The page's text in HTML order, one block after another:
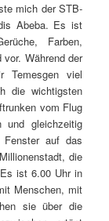
mich der STB-
Abeba. Es ist
Farben,
Während der
Temesgen viel
die wichtigsten
vom Flug
und gleichzeitig
auf das
die
ist 6.00 Uhr in
Menschen, mit
sie über die